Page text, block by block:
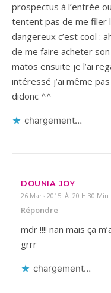
prospectus à l’entrée
tentent pas de me filer
dangereux c’est cool :
de me faire acheter
matos ensuite je l’ai
intéressé j’ai même
didonc ^^
chargement…
DOUNIA JOY
26 Mars 2015 À 20 H 30 Min
Répondre
mdr !!!! nan mais ça
grrr
chargement…